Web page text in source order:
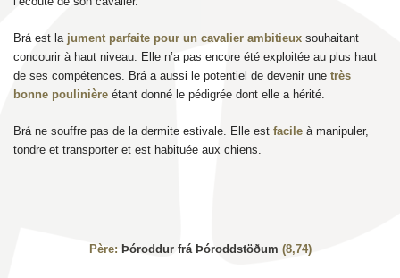
Brá est la jument parfaite pour un cavalier ambitieux souhaitant
concourir à haut niveau. Elle n’a pas encore été exploitée au plus haut
de ses compétences. Brá a aussi le potentiel de devenir une très
bonne poulinière étant donné le pédigrée dont elle a hérité.
Brá ne souffre pas de la dermite estivale. Elle est facile à manipuler,
tondre et transporter et est habituée aux chiens.
Père: Þóroddur frá Þóroddstöðum (8,74)